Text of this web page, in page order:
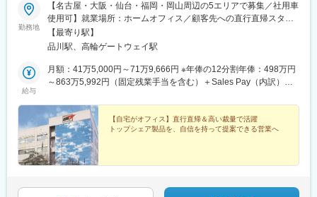
◎オーストラリア発の先進技術と日本のニーズを融合させた開発
力に強みを持ちます。
◎独立系日本法人として、海外の先進技術を日本の臨床現場に最
適化させる機動力があります。
す。
勤務地
【名古屋・大阪・仙台・福岡・岡山周辺の5エリアで募集／社用車
使用可】就業場所：ホームオフィス／顧客先への直行直帰スタイ
ル(1)名古屋エリア愛知県、岐阜県、福井県、三重県(2)大阪エリア
滋賀県、京都府、大阪府、兵庫県、奈良県、和歌山県(3)仙台エリ
件をチームで担当(4)福岡エリア福岡県、大分県、佐賀県、熊本
県、長崎県、宮崎県、鹿児島県、沖縄県(5)岡山エリア鳥取県、島
です。◎社用車での訪問が可能です◎訪問のない日は在宅勤務と
なります◎研修、社内の打ち合わせ、イベント等で出社が発生す
る可能性がございます◎転勤は基本ありません本社：東京都港区
港南1-8-15 Wビル14F受動喫煙対策：敷地内全面禁煙
【最寄り駅】
品川駅、高輪ゲートウェイ駅
給与
月額：41万5,000円～71万9,666円 ※年俸の12分割年俸：498万円
～863万5,992円（固定残業手当を含む）＋Sales Pay（内訳）年
3,000円（12時間分）※超過した時間外労働の残業手当は追加支給
◎Sales Pay：年額（基本給）の10％支給あり
【自宅がオフィス】直行直帰＆高い裁量で活躍
トップシェア製品を、自信を持って提案できる営業へ